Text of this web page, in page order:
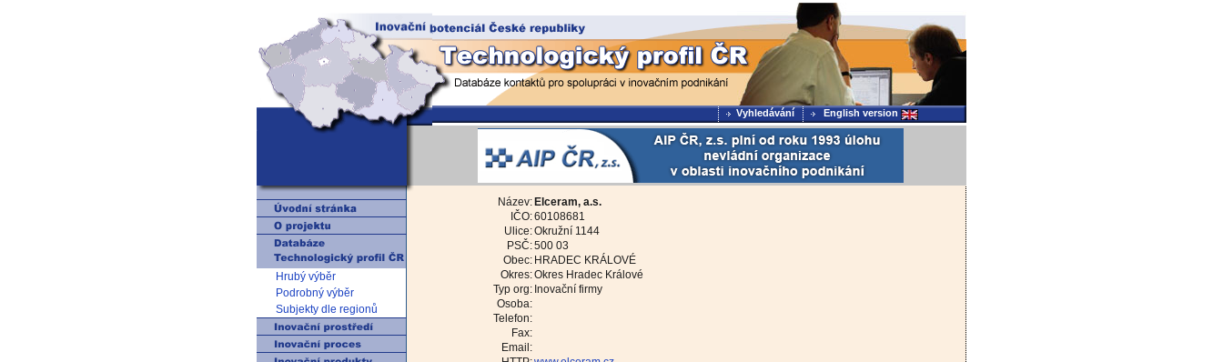
Vyhledávání English version
Hrubý výběr
Podrobný výběr
Subjekty dle regionů
Název: Elceram, a.s.
IČO:60108681
Ulice:Okružní 1144
PSČ:500 03
Obec: HRADEC KRÁLOVÉ
Okres:Okres Hradec Králové
Typ org: Inovační firmy
Osoba:
Telefon:
Fax:
Email: